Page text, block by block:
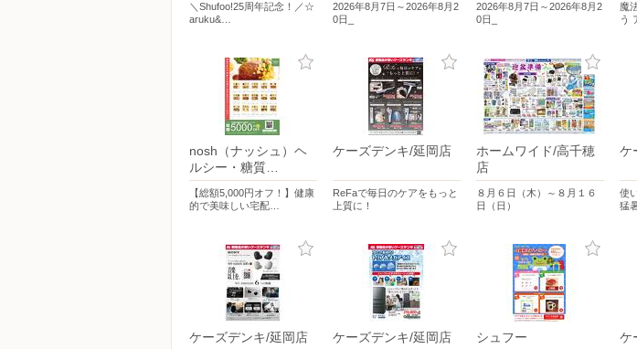
＼Shufoo!25周年記念！／☆
aruku&…
2026年8月7日～2026年8月2
0日_
2026年8月7日～2026年8月2
0日_
魔
う
nosh（ナッシュ）ヘ
ルシー・糖質…
【総額5,000円オフ！】健康
的で美味しい宅配…
ケーズデンキ/延岡店
ReFaで毎日のケアをもっと
上質に！
ホームワイド/高千穂
店
８月６日（木）～８月１６
日（日）
ケ
使
猛
ケーズデンキ/延岡店 ケーズデンキ/延岡店 シュフー ケ